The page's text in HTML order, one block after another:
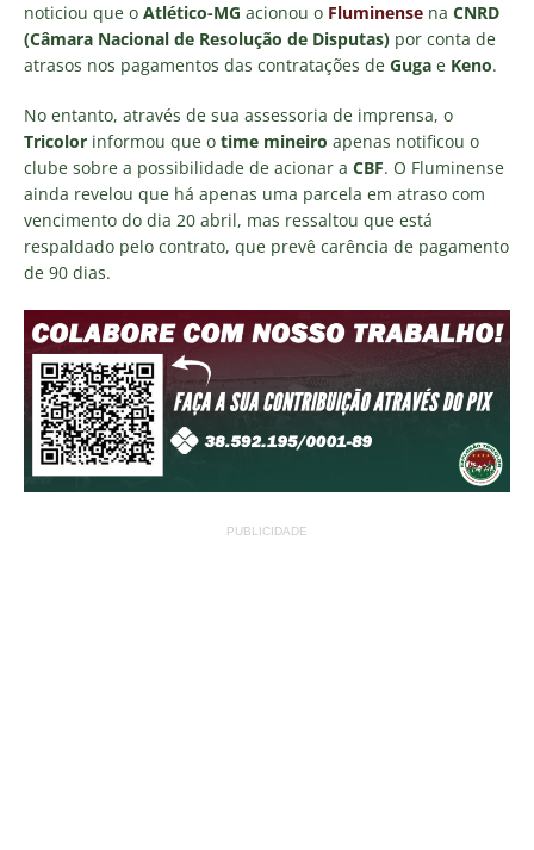
noticiou que o Atlético-MG acionou o Fluminense na CNRD
(Câmara Nacional de Resolução de Disputas) por conta de
atrasos nos pagamentos das contratações de Guga e Keno.
No entanto, através de sua assessoria de imprensa, o
Tricolor informou que o time mineiro apenas notificou o
clube sobre a possibilidade de acionar a CBF. O Fluminense
ainda revelou que há apenas uma parcela em atraso com
vencimento do dia 20 abril, mas ressaltou que está
respaldado pelo contrato, que prevê carência de pagamento
de 90 dias.
PUBLICIDADE